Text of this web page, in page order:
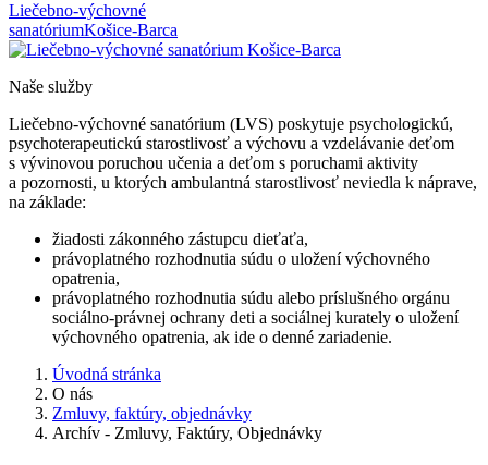
Liečebno-výchovné
sanatóriumKošice-Barca
Naše služby
Liečebno-výchovné sanatórium (LVS) poskytuje psychologickú,
psychoterapeutickú starostlivosť a výchovu a vzdelávanie deťom
s vývinovou poruchou učenia a deťom s poruchami aktivity
a pozornosti, u ktorých ambulantná starostlivosť neviedla k náprave,
na základe:
žiadosti zákonného zástupcu dieťaťa,
právoplatného rozhodnutia súdu o uložení výchovného
opatrenia,
právoplatného rozhodnutia súdu alebo príslušného orgánu
sociálno-právnej ochrany deti a sociálnej kurately o uložení
výchovného opatrenia, ak ide o denné zariadenie.
Úvodná stránka
O nás
Zmluvy, faktúry, objednávky
Archív - Zmluvy, Faktúry, Objednávky